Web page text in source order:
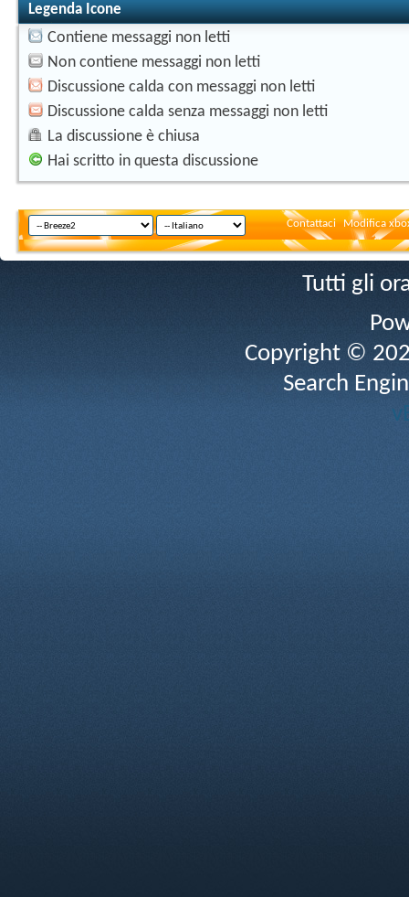
Legenda Icone
Contiene messaggi non letti
Non contiene messaggi non letti
Discussione calda con messaggi non letti
Discussione calda senza messaggi non letti
La discussione è chiusa
Hai scritto in questa discussione
Contattaci Modifica
Tutti gli
Copyright ©
Search